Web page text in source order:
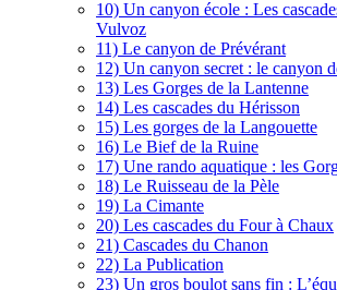
10) Un canyon école : Les
Vulvoz
11) Le canyon de Prévérant
12) Un canyon secret : le canyon
13) Les Gorges de la Lantenne
14) Les cascades du Hérisson
15) Les gorges de la Langouette
16) Le Bief de la Ruine
17) Une rando aquatique : les
18) Le Ruisseau de la Pèle
19) La Cimante
20) Les cascades du Four à Chaux
21) Cascades du Chanon
22) La Publication
23) Un gros boulot sans fin :